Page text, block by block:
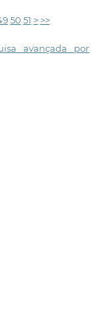
50 51 > >>
avançada por